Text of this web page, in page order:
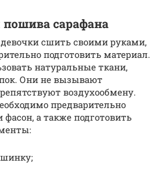
сарафана
сшить своими руками,
подготовить материал.
натуральные ткани,
Они не вызывают
воздухообмену.
предварительно
а также подготовить